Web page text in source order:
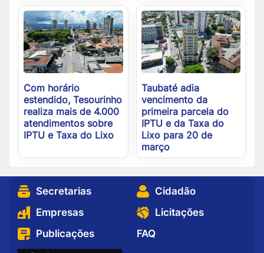
Com horário
estendido, Tesourinho
realiza mais de 4.000
atendimentos sobre
IPTU e Taxa do Lixo
Taubaté adia
vencimento da
primeira parcela do
IPTU e da Taxa do
Lixo para 20 de
março
Secretarias
Cidadão
Empresas
Licitações
Publicações
FAQ